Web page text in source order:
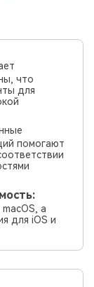
что
для
помогают
а
для iOS и